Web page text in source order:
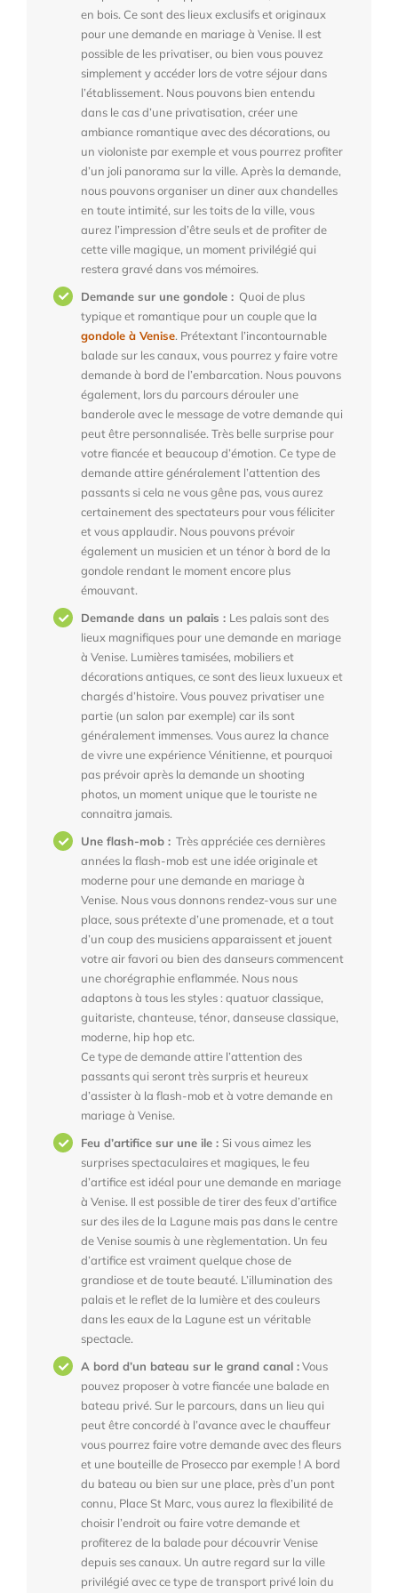
en bois. Ce sont des lieux exclusifs et originaux
pour une demande en mariage à Venise. Il est
possible de les privatiser, ou bien vous pouvez
simplement y accéder lors de votre séjour dans
l’établissement. Nous pouvons bien entendu
dans le cas d’une privatisation, créer une
ambiance romantique avec des décorations, ou
un violoniste par exemple et vous pourrez profiter
d’un joli panorama sur la ville. Après la demande,
nous pouvons organiser un diner aux chandelles
en toute intimité, sur les toits de la ville, vous
aurez l’impression d’être seuls et de profiter de
cette ville magique, un moment privilégié qui
restera gravé dans vos mémoires.
Demande sur une gondole : Quoi de plus
typique et romantique pour un couple que la
gondole à Venise. Prétextant l’incontournable
balade sur les canaux, vous pourrez y faire votre
demande à bord de l’embarcation. Nous pouvons
également, lors du parcours dérouler une
banderole avec le message de votre demande qui
peut être personnalisée. Très belle surprise pour
votre fiancée et beaucoup d’émotion. Ce type de
demande attire généralement l’attention des
passants si cela ne vous gêne pas, vous aurez
certainement des spectateurs pour vous féliciter
et vous applaudir. Nous pouvons prévoir
également un musicien et un ténor à bord de la
gondole rendant le moment encore plus
émouvant.
Demande dans un palais : Les palais sont des
lieux magnifiques pour une demande en mariage
à Venise. Lumières tamisées, mobiliers et
décorations antiques, ce sont des lieux luxueux et
chargés d’histoire. Vous pouvez privatiser une
partie (un salon par exemple) car ils sont
généralement immenses. Vous aurez la chance
de vivre une expérience Vénitienne, et pourquoi
pas prévoir après la demande un shooting
photos, un moment unique que le touriste ne
connaitra jamais.
Une flash-mob : Très appréciée ces dernières
années la flash-mob est une idée originale et
moderne pour une demande en mariage à
Venise. Nous vous donnons rendez-vous sur une
place, sous prétexte d’une promenade, et a tout
d’un coup des musiciens apparaissent et jouent
votre air favori ou bien des danseurs commencent
une chorégraphie enflammée. Nous nous
adaptons à tous les styles : quatuor classique,
guitariste, chanteuse, ténor, danseuse classique,
moderne, hip hop etc.
Ce type de demande attire l’attention des
passants qui seront très surpris et heureux
d’assister à la flash-mob et à votre demande en
mariage à Venise.
Feu d’artifice sur une ile : Si vous aimez les
surprises spectaculaires et magiques, le feu
d’artifice est idéal pour une demande en mariage
à Venise. Il est possible de tirer des feux d’artifice
sur des iles de la Lagune mais pas dans le centre
de Venise soumis à une règlementation. Un feu
d’artifice est vraiment quelque chose de
grandiose et de toute beauté. L’illumination des
palais et le reflet de la lumière et des couleurs
dans les eaux de la Lagune est un véritable
spectacle.
A bord d’un bateau sur le grand canal :Vous
pouvez proposer à votre fiancée une balade en
bateau privé. Sur le parcours, dans un lieu qui
peut être concordé à l’avance avec le chauffeur
vous pourrez faire votre demande avec des fleurs
et une bouteille de Prosecco par exemple ! A bord
du bateau ou bien sur une place, près d’un pont
connu, Place St Marc, vous aurez la flexibilité de
choisir l’endroit ou faire votre demande et
profiterez de la balade pour découvrir Venise
depuis ses canaux. Un autre regard sur la ville
privilégié avec ce type de transport privé loin du